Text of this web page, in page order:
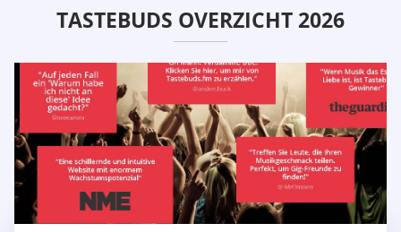
TASTEBUDS OVERZICHT 2026